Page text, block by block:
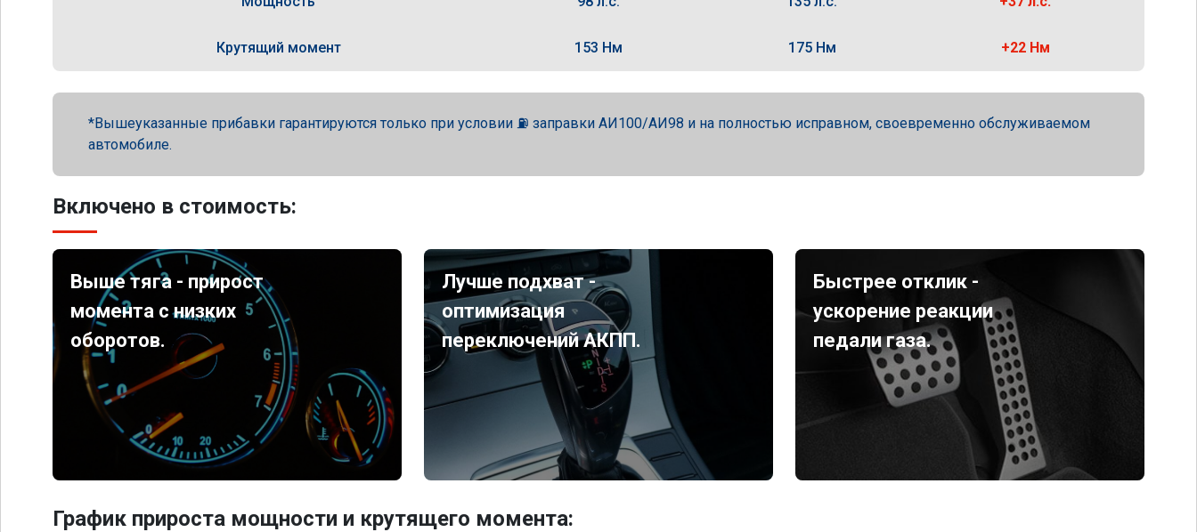
Крутящий момент 153 Нм 175 Нм +22 Нм
Вышеуказанные прибавки гарантируются только при условии ⛽ заправки АИ100/АИ98 и на полностью исправном, своевременно обслуживаемом
автомобиле.
Включено в стоимость:
Выше тяга - прирост
момента с низких
оборотов.
Лучше подхват -
оптимизация
переключений АКПП.
Быстрее отклик -
ускорение реакции
педали газа.
График прироста мощности и крутящего момента: